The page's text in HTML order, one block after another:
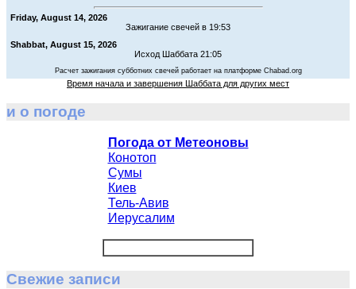
Friday, August 14, 2026
Зажигание свечей в 19:53
Shabbat, August 15, 2026
Исход Шаббата 21:05
Расчет зажигания субботних свечей работает на платформе Chabad.org
Время начала и завершения Шаббата для других мест
и о погоде
Погода от Метеоновы
Конотоп
Сумы
Киев
Тель-Авив
Иерусалим
Свежие записи